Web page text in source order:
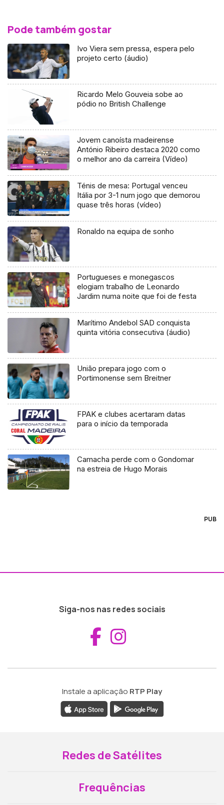
Pode também gostar
Ivo Viera sem pressa, espera pelo
projeto certo (áudio)
Ricardo Melo Gouveia sobe ao
pódio no British Challenge
Jovem canoísta madeirense
António Ribeiro destaca 2020 como
o melhor ano da carreira (Vídeo)
Ténis de mesa: Portugal venceu
Itália por 3-1 num jogo que demorou
quase três horas (vídeo)
Ronaldo na equipa de sonho
Portugueses e monegascos
elogiam trabalho de Leonardo
Jardim numa noite que foi de festa
Marítimo Andebol SAD conquista
quinta vitória consecutiva (áudio)
União prepara jogo com o
Portimonense sem Breitner
FPAK e clubes acertaram datas
para o início da temporada
Camacha perde com o Gondomar
na estreia de Hugo Morais
PUB
Siga-nos nas redes sociais
Aceder ao
Instale a aplicação RTP Play
Redes de Satélites
Frequências